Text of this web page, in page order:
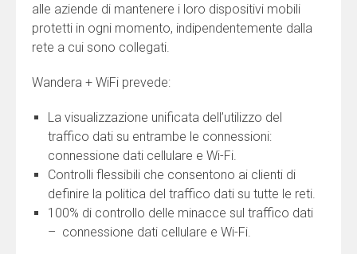
alle aziende di mantenere i loro dispositivi mobili
protetti in ogni momento, indipendentemente dalla
rete a cui sono collegati.
Wandera + WiFi prevede:
La visualizzazione unificata dell’utilizzo del
traffico dati su entrambe le connessioni:
connessione dati cellulare e Wi-Fi.
Controlli flessibili che consentono ai clienti di
definire la politica del traffico dati su tutte le reti.
100% di controllo delle minacce sul traffico dati
– connessione dati cellulare e Wi-Fi.